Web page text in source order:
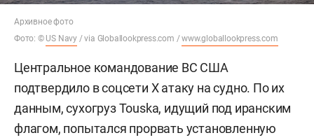
Архивное фото
Фото: © US Navy / via Globallookpress.com /www.globallookpress.com
Центральное командование ВС США
подтвердило в соцсети Х атаку на судно. По их
данным, сухогруз Touska, идущий под иранским
флагом, попытался прорвать установленную